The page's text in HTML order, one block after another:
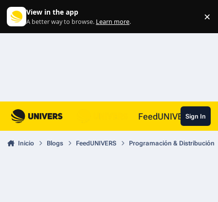
View in the app
A better way to browse. Learn more. ×
FeedUNIVERSSign In
Inicio Blogs FeedUNIVERS Programación & Distribución